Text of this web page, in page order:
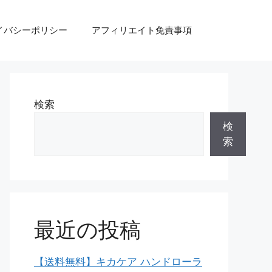
バシーポリシー アフィリエイト免責事項
検索
検
索
最近の投稿
【送料無料】キカケア ハンドローラ